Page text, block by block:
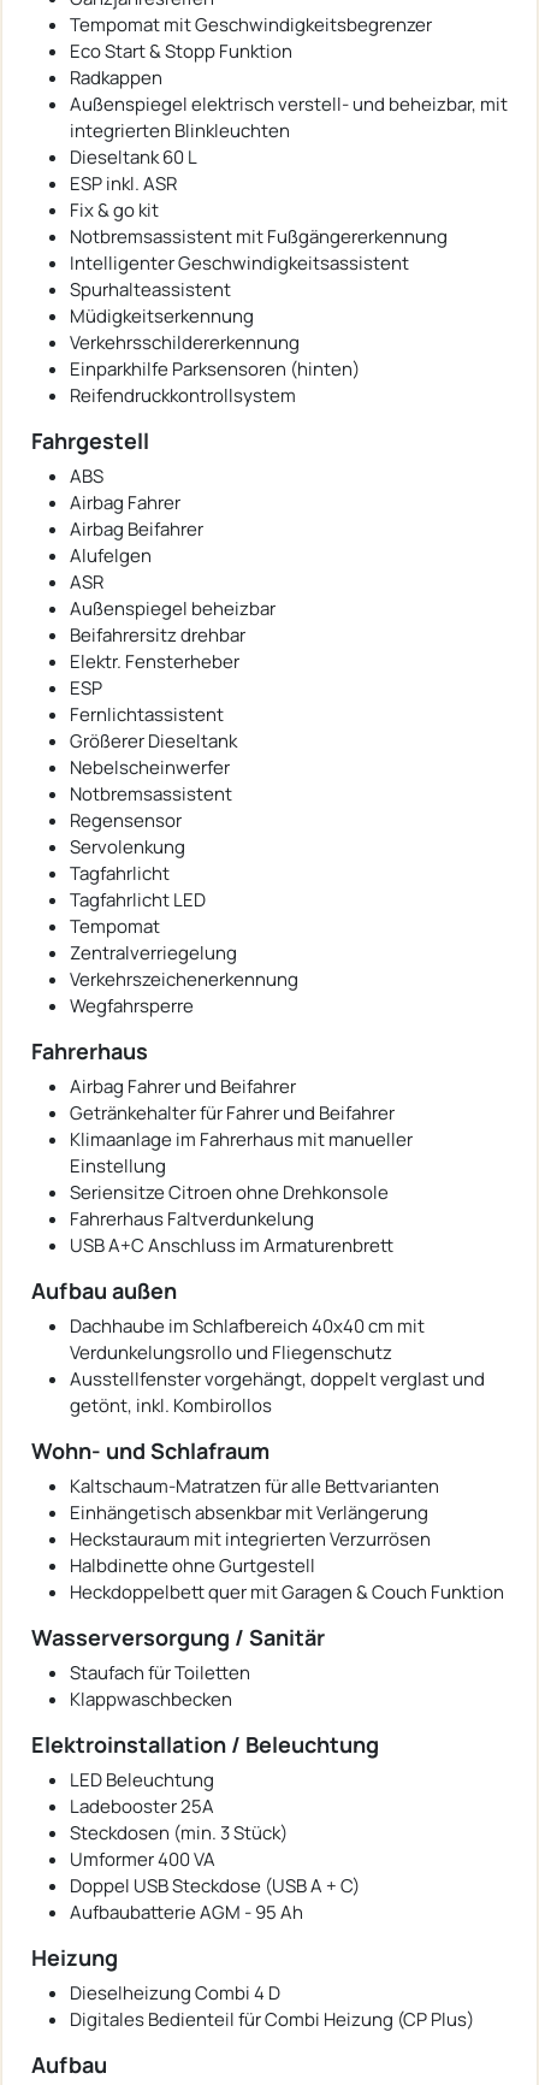
Tempomat mit Geschwindigkeitsbegrenzer
Eco Start & Stopp Funktion
Radkappen
Außenspiegel elektrisch verstell- und beheizbar, mit
integrierten Blinkleuchten
Dieseltank 60 L
ESP inkl. ASR
Fix & go kit
Notbremsassistent mit Fußgängererkennung
Intelligenter Geschwindigkeitsassistent
Spurhalteassistent
Müdigkeitserkennung
Verkehrsschildererkennung
Einparkhilfe Parksensoren (hinten)
Reifendruckkontrollsystem
Fahrgestell
ABS
Airbag Fahrer
Airbag Beifahrer
Alufelgen
ASR
Außenspiegel beheizbar
Beifahrersitz drehbar
Elektr. Fensterheber
ESP
Fernlichtassistent
Größerer Dieseltank
Nebelscheinwerfer
Notbremsassistent
Regensensor
Servolenkung
Tagfahrlicht
Tagfahrlicht LED
Tempomat
Zentralverriegelung
Verkehrszeichenerkennung
Wegfahrsperre
Fahrerhaus
Airbag Fahrer und Beifahrer
Getränkehalter für Fahrer und Beifahrer
Klimaanlage im Fahrerhaus mit manueller
Einstellung
Seriensitze Citroen ohne Drehkonsole
Fahrerhaus Faltverdunkelung
USB A+C Anschluss im Armaturenbrett
Aufbau außen
Dachhaube im Schlafbereich 40x40 cm mit
Verdunkelungsrollo und Fliegenschutz
Ausstellfenster vorgehängt, doppelt verglast und
getönt, inkl. Kombirollos
Wohn- und Schlafraum
Kaltschaum-Matratzen für alle Bettvarianten
Einhängetisch absenkbar mit Verlängerung
Heckstauraum mit integrierten Verzurrösen
Halbdinette ohne Gurtgestell
Heckdoppelbett quer mit Garagen & Couch Funktion
Wasserversorgung / Sanitär
Staufach für Toiletten
Klappwaschbecken
Elektroinstallation / Beleuchtung
LED Beleuchtung
Ladebooster 25A
Steckdosen (min. 3 Stück)
Umformer 400 VA
Doppel USB Steckdose (USB A + C)
Aufbaubatterie AGM - 95 Ah
Heizung
Dieselheizung Combi 4 D
Digitales Bedienteil für Combi Heizung (CP Plus)
Aufbau